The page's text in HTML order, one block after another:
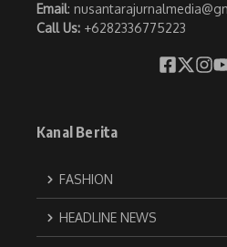
Email:
Call Us: +6282336775223
Kanal Berita
FASHION
HEADLINE NEWS